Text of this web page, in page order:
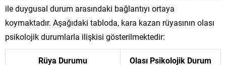
ile duygusal durum arasındaki bağlantıyı ortaya
koymaktadır. Aşağıdaki tabloda, kara kazan rüyasının olası
psikolojik durumlarla ilişkisi gösterilmektedir:
Rüya Durumu Olası Psikolojik Durum